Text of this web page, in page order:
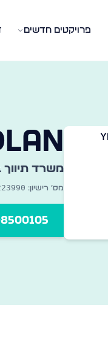
פרויקטים חדשים
משרד תיווך
מס׳ רישיון: